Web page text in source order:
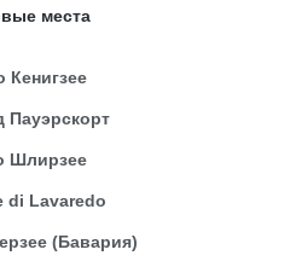
места
Кенигзее
Пауэрскорт
Шлирзее
di Lavaredo
(Бавария)